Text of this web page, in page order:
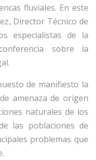
fluviales. En este
Director Técnico de
especialistas de la
sobre la
de manifiesto la
amenaza de origen
naturales de los
las poblaciones de
problemas que